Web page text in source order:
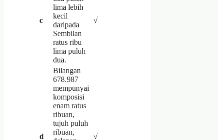
c
lima lebih
kecil
daripada
Sembilan
ratus ribu
lima puluh
dua.
√
d
Bilangan
678.987
mempunyai
komposisi
enam ratus
ribuan,
tujuh puluh
ribuan,
√